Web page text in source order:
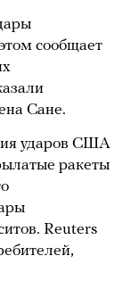
сообщает
Сане.
ударов США
ракеты
Reuters